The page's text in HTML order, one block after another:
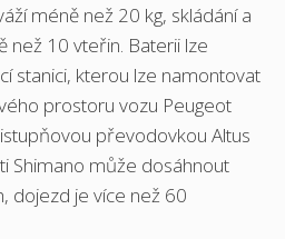
méně než 20 kg, skládání a
než 10 vteřin. Baterii lze
stanici, kterou lze namontovat
prostoru vozu Peugeot
převodovkou Altus
Shimano může dosáhnout
dojezd je více než 60